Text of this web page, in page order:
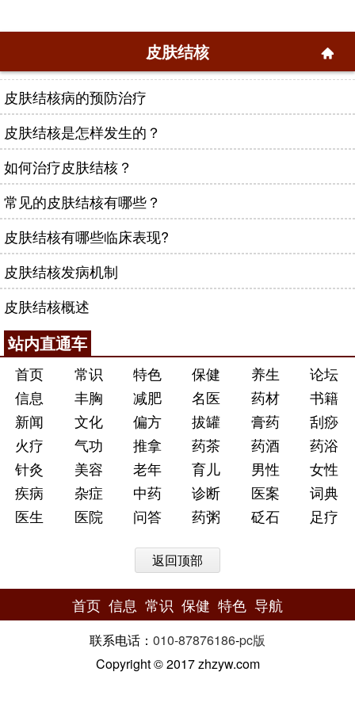
皮肤结核
皮肤结核病的预防治疗
皮肤结核是怎样发生的？
如何治疗皮肤结核？
常见的皮肤结核有哪些？
皮肤结核有哪些临床表现?
皮肤结核发病机制
皮肤结核概述
站内直通车
首页 常识 特色 保健 养生
论坛
信息
丰胸 减肥 名医 药材
书籍
新闻
文化 偏方 拔罐 膏药
刮痧
火疗
气功 推拿 药茶 药酒
药浴
针灸
美容 老年 育儿 男性
女性
疾病
杂症 中药 诊断 医案
词典
医生
医院 问答 药粥 砭石 足疗
返回顶部
首页 信息 常识 保健 特色 导航
联系电话： 010-87876186-pc版
Copyright © 2017 zhzyw.com